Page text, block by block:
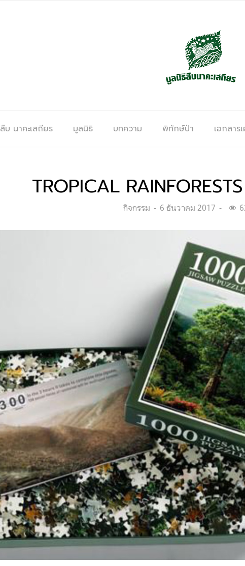
สืบ นาคะเสถียร มูลนิธิ บทความ พิทักษ์ป่า เอกสาร
TROPICAL
Categories:
กิจกรรม
Posted
6 ธันวาคม 2017